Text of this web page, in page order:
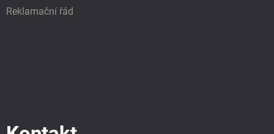
Reklamační řád